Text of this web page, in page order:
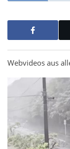
Webvideos aus